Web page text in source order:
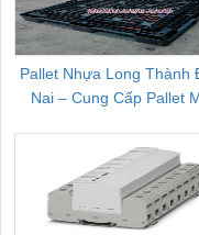
Pallet Nhựa Long Thành
Nai – Cung Cấp Pallet